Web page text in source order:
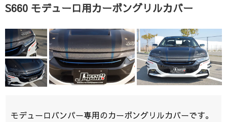
S660 モデューロ用カーボングリルカバー
モデューロバンパー専用のカーボングリルカバーです。